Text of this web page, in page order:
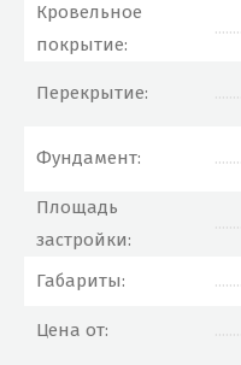
Кровельное
покрытие:
Перекрытие:
Фундамент:
Площадь
застройки:
Габариты:
Цена от: